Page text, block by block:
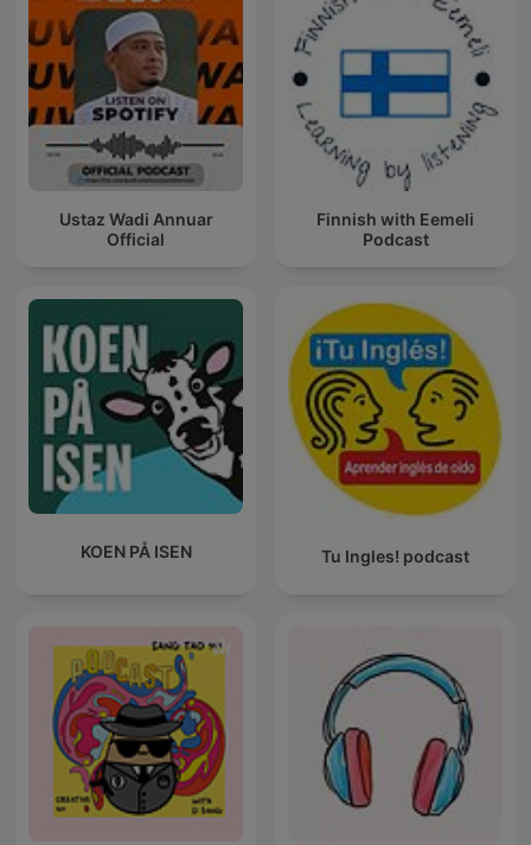
Ustaz Wadi Annuar
Official
Finnish with Eemeli
Podcast
KOEN PÅ ISEN Tu Ingles! podcast